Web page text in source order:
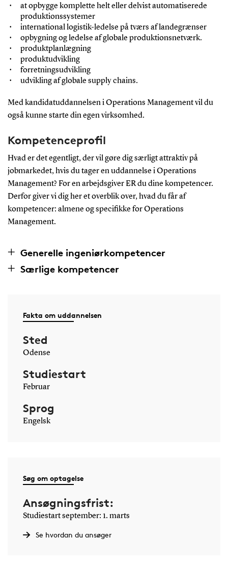
at opbygge komplette helt eller delvist automatiserede
produktionssystemer
international logistik-ledelse på tværs af landegrænser
opbygning og ledelse af globale produktionsnetværk.
produktplanlægning
produktudvikling
forretningsudvikling
udvikling af globale supply chains.
Med kandidatuddannelsen i Operations Management vil du
også kunne starte din egen virksomhed.
Kompetenceprofil
Hvad er det egentligt, der vil gøre dig særligt attraktiv på
jobmarkedet, hvis du tager en uddannelse i Operations
Management? For en arbejdsgiver ER du dine kompetencer.
Derfor giver vi dig her et overblik over, hvad du får af
kompetencer: almene og specifikke for Operations
Management.
Generelle ingeniørkompetencer
Særlige kompetencer
Fakta om uddannelsen
Sted
Odense
Studiestart
Februar
Sprog
Engelsk
Søg om optagelse
Ansøgningsfrist:
Studiestart september: 1. marts
Se hvordan du ansøger